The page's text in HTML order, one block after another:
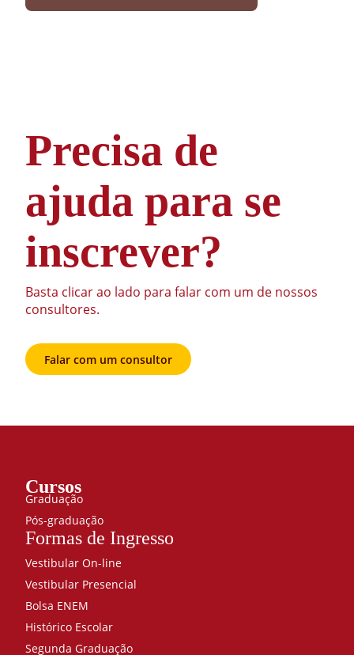
Precisa de
ajuda para se
inscrever?
Basta clicar ao lado para falar com um de nossos
consultores.
Falar com um consultor
Cursos
Graduação
Pós-graduação
Formas de Ingresso
Vestibular On-line
Vestibular Presencial
Bolsa ENEM
Histórico Escolar
Segunda Graduação